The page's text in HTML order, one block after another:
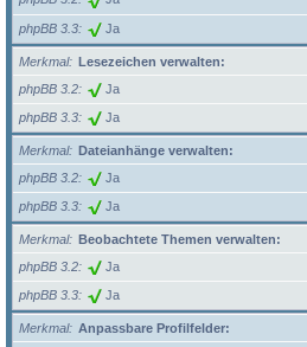
phpBB 3.3 Ja
Merkmal
Lesezeichen verwalten:
phpBB 3.2
Ja
phpBB 3.3 Ja
Merkmal
Dateianhänge verwalten:
phpBB 3.2
Ja
phpBB 3.3 Ja
Merkmal
Beobachtete Themen verwalten:
phpBB 3.2
Ja
phpBB 3.3 Ja
Merkmal
Anpassbare Profilfelder: